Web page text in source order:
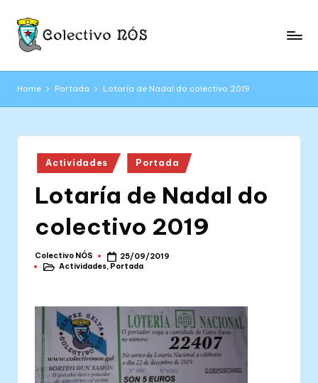
Skip
o
l
e
oficial
Home Portada Lotaría de Nadal do colectivo 2019
Posted
in
Actividades Portada
Lotaría de Nadal do
colectivo 2019
Posted
by
Colectivo NÓS
25/09/2019
PostedActividades, Portada